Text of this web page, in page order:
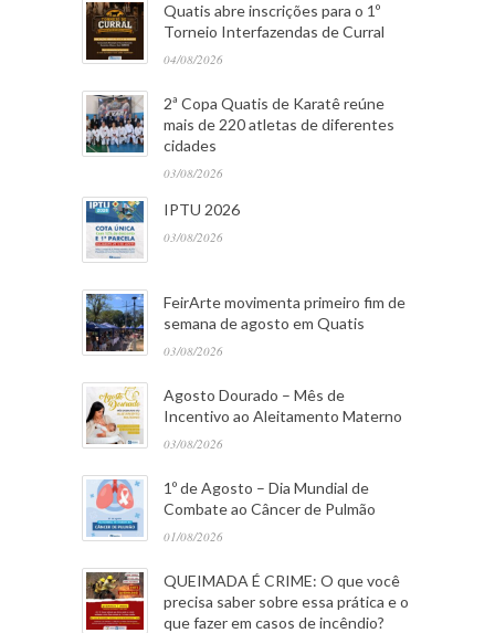
Quatis abre inscrições para o 1º
Torneio Interfazendas de Curral
04/08/2026
2ª Copa Quatis de Karatê reúne
mais de 220 atletas de diferentes
cidades
03/08/2026
IPTU 2026
03/08/2026
FeirArte movimenta primeiro fim de
semana de agosto em Quatis
03/08/2026
Agosto Dourado – Mês de
Incentivo ao Aleitamento Materno
03/08/2026
1º de Agosto – Dia Mundial de
Combate ao Câncer de Pulmão
01/08/2026
QUEIMADA É CRIME: O que você
precisa saber sobre essa prática e o
que fazer em casos de incêndio?